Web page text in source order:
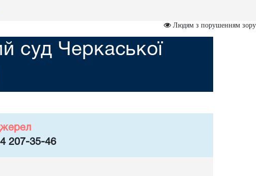
Людям з порушенням зору
суд Черкаської
207-35-46